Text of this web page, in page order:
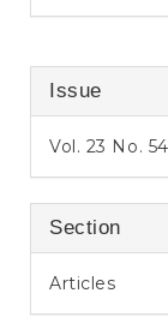
Issue
Vol. 23 No.
Section
Articles